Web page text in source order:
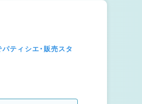
ティシエ・販売スタ